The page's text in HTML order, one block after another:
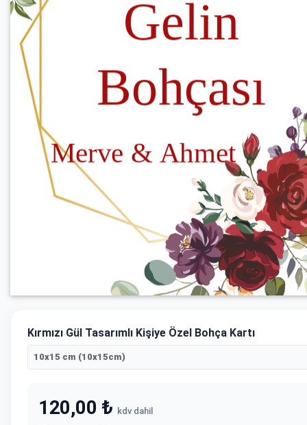
Kırmızı Gül Tasarımlı Kişiye Özel Bohça Kartı
10x15 cm (10x15cm)
120,00 ₺ kdv dahil